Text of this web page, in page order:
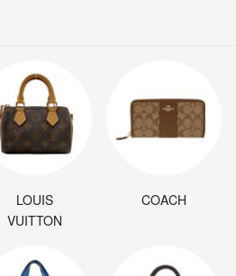
LOUIS
VUITTON
COACH